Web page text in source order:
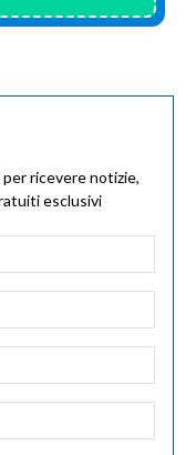
ricevere notizie,
esclusivi